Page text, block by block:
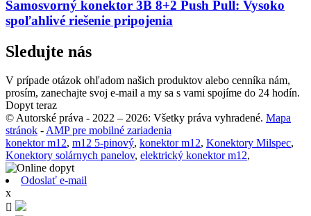
Samosvorný konektor 3B 8+2 Push Pull: Vysoko
spoľahlivé riešenie pripojenia
Sledujte nás
V prípade otázok ohľadom našich produktov alebo cenníka nám,
prosím, zanechajte svoj e-mail a my sa s vami spojíme do 24 hodín.
Dopyt teraz
© Autorské práva - 2022 – 2026: Všetky práva vyhradené. Mapa
stránok -AMP pre mobilné zariadenia
konektor m12, m12 5-pinový, konektor m12, Konektory Milspec,
Konektory solárnych panelov, elektrický konektor m12,
Odoslať e-mail
x
